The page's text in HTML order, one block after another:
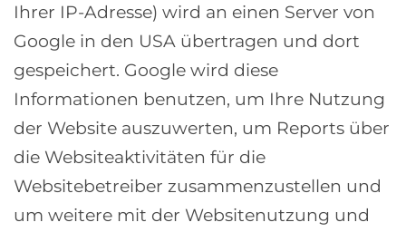
Ihrer IP-Adresse) wird an einen Server von
Google in den USA übertragen und dort
gespeichert. Google wird diese
Informationen benutzen, um Ihre Nutzung
der Website auszuwerten, um Reports über
die Websiteaktivitäten für die
Websitebetreiber zusammenzustellen und
um weitere mit der Websitenutzung und